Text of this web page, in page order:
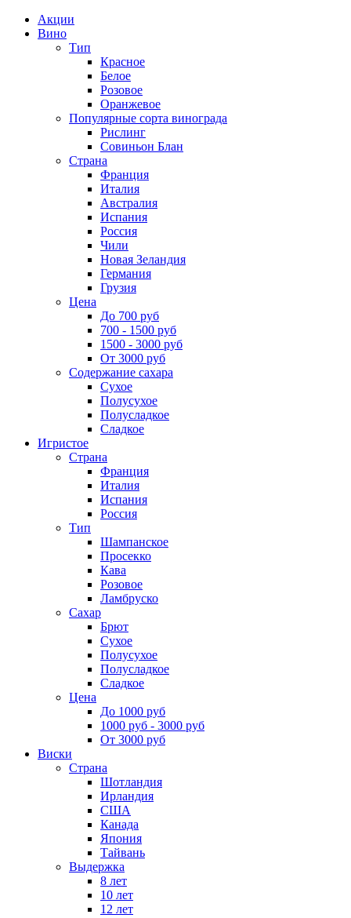
Акции
Вино
Тип
Красное
Белое
Розовое
Оранжевое
Популярные сорта винограда
Рислинг
Совиньон Блан
Страна
Франция
Италия
Австралия
Испания
Россия
Чили
Новая Зеландия
Германия
Грузия
Цена
До 700 руб
700 - 1500 руб
1500 - 3000 руб
От 3000 руб
Содержание сахара
Сухое
Полусухое
Полусладкое
Сладкое
Игристое
Страна
Франция
Италия
Испания
Россия
Тип
Шампанское
Просекко
Кава
Розовое
Ламбруско
Сахар
Брют
Сухое
Полусухое
Полусладкое
Сладкое
Цена
До 1000 руб
1000 руб - 3000 руб
От 3000 руб
Виски
Страна
Шотландия
Ирландия
США
Канада
Япония
Тайвань
Выдержка
8 лет
10 лет
12 лет